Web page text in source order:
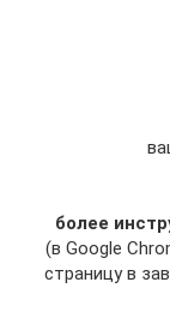
более
(в Google
страницу в